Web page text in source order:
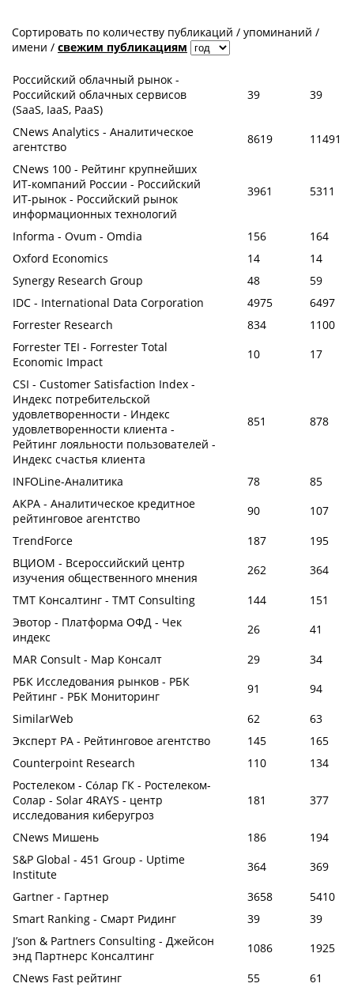
Сортировать по количеству публикаций / упоминаний /
имени / свежим публикациям
Российский облачный рынок -
Российский облачных сервисов
(SaaS, IaaS, PaaS)
39 39
CNews Analytics - Аналитическое
агентство
8619
11491
CNews 100 - Рейтинг крупнейших
ИТ-компаний России - Российский
ИТ-рынок - Российский рынок
информационных технологий
3961 5311
Informa - Ovum - Omdia 156
164
Oxford Economics
14
14
Synergy Research Group
48
59
IDC - International Data Corporation
4975
6497
Forrester Research
834
1100
Forrester TEI - Forrester Total
Economic Impact
10
17
CSI - Customer Satisfaction Index -
Индекс потребительской
удовлетворенности - Индекс
удовлетворенности клиента -
Рейтинг лояльности пользователей -
Индекс счастья клиента
851 878
INFOLine-Аналитика 78
85
АКРА - Аналитическое кредитное
рейтинговое агентство
90
107
TrendForce
187
195
ВЦИОМ - Всероссийский центр
изучения общественного мнения
262
364
ТМТ Консалтинг - TMT Consulting
144
151
Эвотор - Платформа ОФД - Чек
индекс
26
41
MAR Consult - Мар Консалт
29
34
РБК Исследования рынков - РБК
Рейтинг - РБК Мониторинг
91
94
SimilarWeb
62
63
Эксперт РА - Рейтинговое агентство
145
165
Counterpoint Research
110
134
Ростелеком - Сόлар ГК - Ростелеком-
Солар - Solar 4RAYS - центр
исследования киберугроз
181 377
CNews Мишень 186
194
S&P Global - 451 Group - Uptime
Institute
364
369
Gartner - Гартнер
3658
5410
Smart Ranking - Смарт Ридинг
39
39
J’son & Partners Consulting - Джейсон
энд Партнерс Консалтинг
1086
1925
CNews Fast рейтинг
55
61